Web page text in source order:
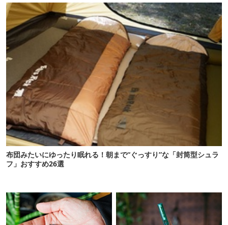
布団みたいにゆったり眠れる！朝まで“ぐっすり”な「封筒型シュラ
フ」おすすめ26選